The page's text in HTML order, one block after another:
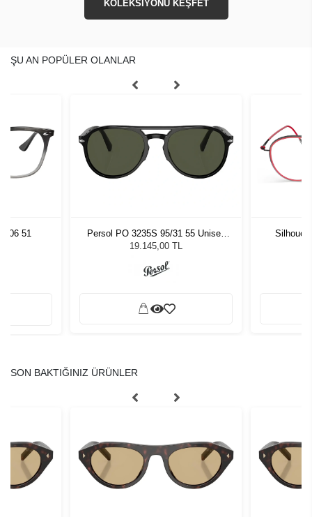
KOLEKSİYONU KEŞFET
ŞU AN POPÜLER OLANLAR
51
Persol PO 3235S 95/31 55 Unisex
Güneş Gözlüğü
19.145,00 TL
SON BAKTIĞINIZ ÜRÜNLER